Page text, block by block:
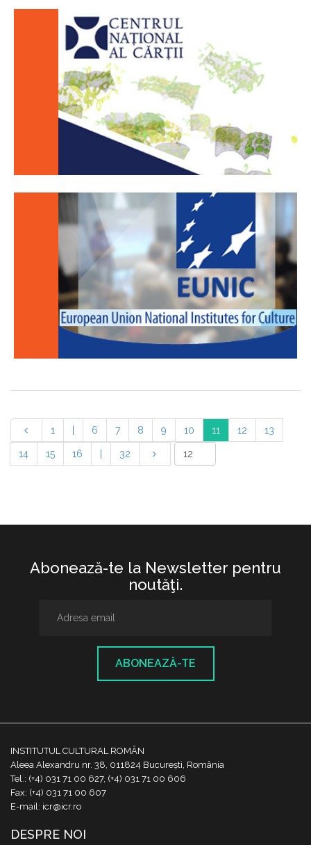
1 6 7 8 9 10 11 12 13
14 15 16 32
Abonează-te la Newsletter pentru
noutăţi.
ABONEAZĂ-TE
INSTITUTUL CULTURAL ROMÂN
Aleea Alexandru nr. 38, 011824 București, România
Tel.: (+4) 031 71 00 627, (+4) 031 71 00 606
Fax: (+4) 031 71 00 607
E-mail: icr@icr.ro
DESPRE NOI